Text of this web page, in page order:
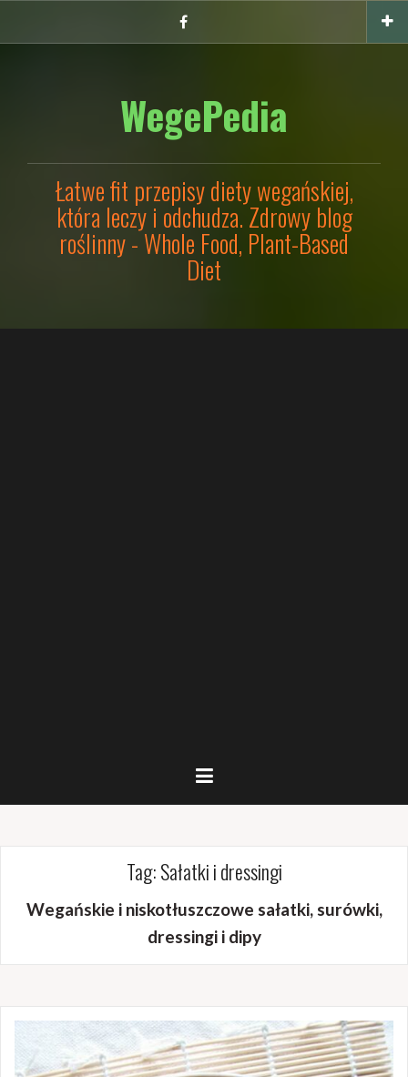
do
WegePedia
Łatwe fit przepisy diety wegańskiej,
która leczy i odchudza. Zdrowy blog
roślinny - Whole Food, Plant-Based
Diet
Tag:Sałatki i dressingi
Wegańskie i niskotłuszczowe sałatki, surówki,
dressingi i dipy